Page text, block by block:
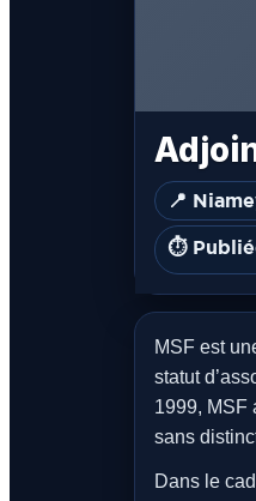
📍
⏱️
MSF est
statut
1999, MSF
sans
Dans le